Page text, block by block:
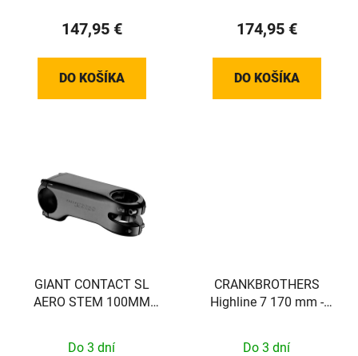
147,95 €
DO KOŠÍKA
174,95 €
DO KOŠÍKA
GIANT CONTACT SL
AERO STEM 100MM
Do 3 dní
CRANKBROTHERS
Highline 7 170 mm -
Do 3 dní